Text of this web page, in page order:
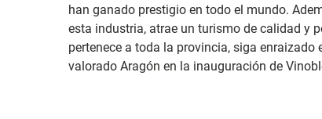
han ganado prestigio en todo el mundo.
esta industria, atrae un turismo de calidad y
pertenece a toda la provincia, siga
valorado Aragón en la inauguración de